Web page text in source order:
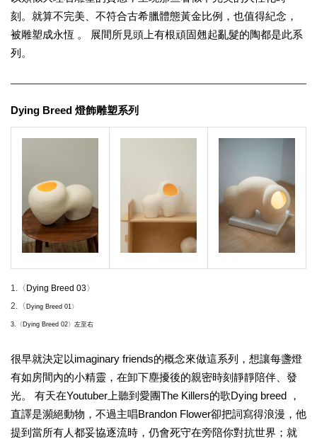
刻。就算不完美、不符合古希臘體態黃金比例，也值得紀念，
被雕塑成永恆 。 展間所見頭上有根頑固翹起亂髮的陶都是此系
列。
Dying Breed 燈飾雕塑系列
1.〈Dying Breed 03〉
2.〈 Dying Breed 01〉
3.〈 Dying Breed 02〉左至右
很早就決定以imaginary friends的概念來做這系列，想讓每盞燈
有如房間內的小精靈，在卸下塵擾後的親密時刻靜靜陪伴、發
光。 有天在Youtuber上聽到愛團The Killers的歌Dying breed ，
直譯是瀕絕動物，不過主唱Brandon Flower卻把詞寫得浪漫，他
提到當所有人都妥協逐流時，仍會死守在旁陪你對抗世界；就